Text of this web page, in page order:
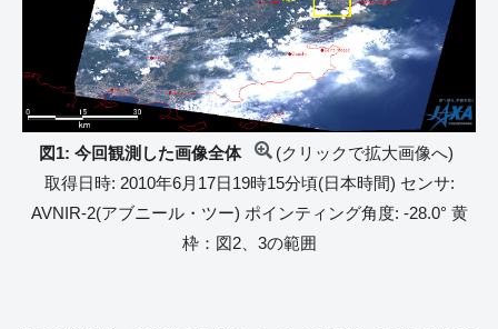
図1: 今回観測した画像全体
(クリックで拡大画像へ)
取得日時: 2010年6月17日19時15分頃(日本時間) センサ:
AVNIR-2(アブニール・ツー) ポインティング角度: -28.0° 黄
枠：図2、3の範囲